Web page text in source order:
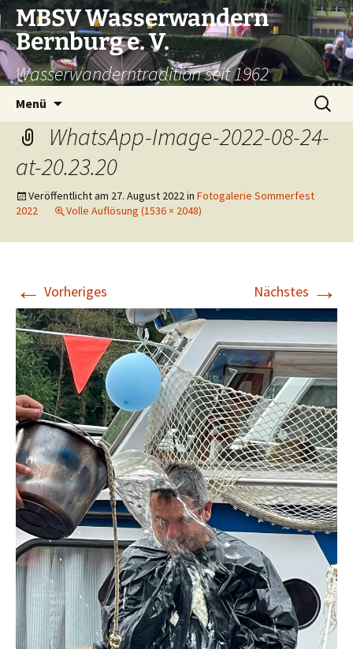
Zum
Inhalt
springen
MBSV Wasserwandern
Bernburg e. V.
Wasserwanderntradition seit 1962
Menü
Suchen
nach:
WhatsApp-Image-2022-08-24-
at-20.23.20
Veröffentlicht am 27. August 2022in Fotogalerie Sommerfest
2022
Volle Auflösung (1536 × 2048)
← Vorheriges Nächstes →